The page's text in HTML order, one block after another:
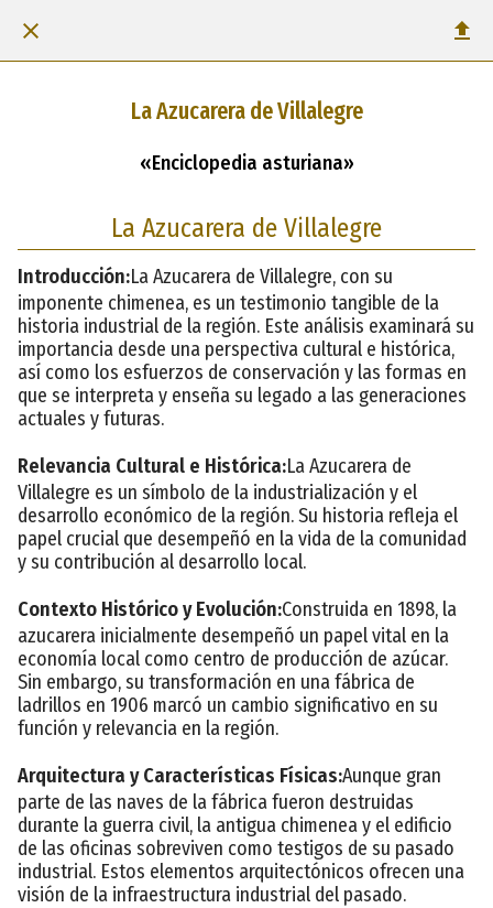
La Azucarera de Villalegre
«Enciclopedia asturiana»
La Azucarera de Villalegre
Introducción:La Azucarera de Villalegre, con su
imponente chimenea, es un testimonio tangible de la
historia industrial de la región. Este análisis examinará su
importancia desde una perspectiva cultural e histórica,
así como los esfuerzos de conservación y las formas en
que se interpreta y enseña su legado a las generaciones
actuales y futuras.
Relevancia Cultural e Histórica:La Azucarera de
Villalegre es un símbolo de la industrialización y el
desarrollo económico de la región. Su historia refleja el
papel crucial que desempeñó en la vida de la comunidad
y su contribución al desarrollo local.
Contexto Histórico y Evolución:Construida en 1898, la
azucarera inicialmente desempeñó un papel vital en la
economía local como centro de producción de azúcar.
Sin embargo, su transformación en una fábrica de
ladrillos en 1906 marcó un cambio significativo en su
función y relevancia en la región.
Arquitectura y Características Físicas:Aunque gran
parte de las naves de la fábrica fueron destruidas
durante la guerra civil, la antigua chimenea y el edificio
de las oficinas sobreviven como testigos de su pasado
industrial. Estos elementos arquitectónicos ofrecen una
visión de la infraestructura industrial del pasado.